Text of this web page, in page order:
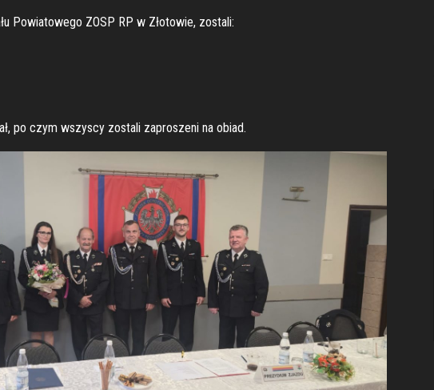
Powiatowego ZOSP RP w Złotowie, zostali:
po czym wszyscy zostali zaproszeni na obiad.